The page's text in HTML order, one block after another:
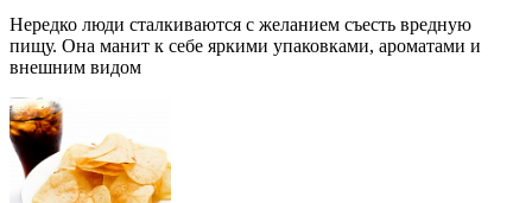
Нередко люди сталкиваются с желанием съесть вредную
пищу. Она манит к себе яркими упаковками, ароматами и
внешним видом